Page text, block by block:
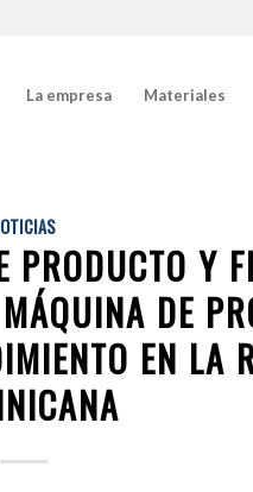
La empresa Materiales
PRODUCTO Y
DE
EN LA